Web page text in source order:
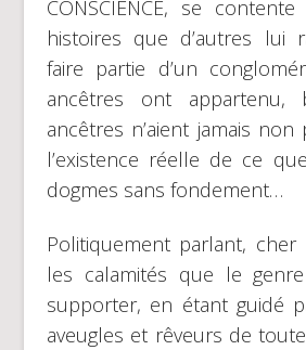
CONSCIENCE, se
histoires que d’autres lui
faire partie d’un
ancêtres ont appartenu,
ancêtres n’aient jamais
l’existence réelle de ce
dogmes sans fondement…
Politiquement parlant,
les calamités que le
supporter, en étant guidé
aveugles et rêveurs de